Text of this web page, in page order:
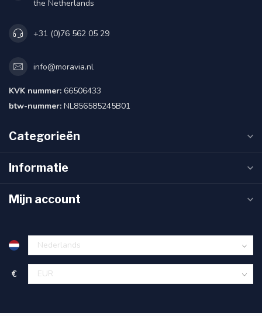
the Netherlands
+31 (0)76 562 05 29
info@moravia.nl
KVK nummer: 66506433
btw-nummer: NL856585245B01
Categorieën
Informatie
Mijn account
€